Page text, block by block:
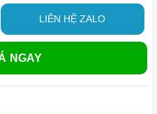
LIÊN HỆ ZALO
NGAY